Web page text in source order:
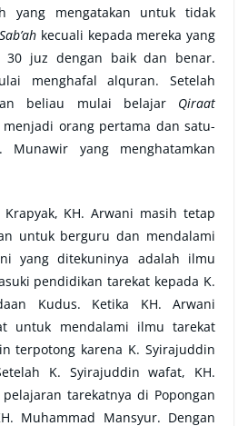
yang mengatakan untuk tidak
kecuali kepada mereka yang
juz dengan baik dan benar.
menghafal alquran. Setelah
beliau mulai belajar Qiraat
orang pertama dan satu-
Munawir yang menghatamkan
KH. Arwani masih tetap
untuk berguru dan mendalami
yang ditekuninya adalah ilmu
pendidikan tarekat kepada K.
Kudus. Ketika KH. Arwani
untuk mendalami ilmu tarekat
terpotong karena K. Syirajuddin
K. Syirajuddin wafat, KH.
tarekatnya di Popongan
Muhammad Mansyur. Dengan